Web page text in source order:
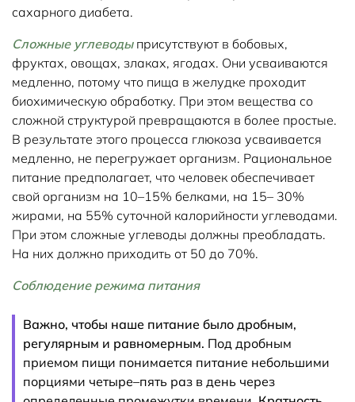
сахарного диабета.
Сложные углеводыприсутствуют в бобовых,
фруктах, овощах, злаках, ягодах. Они усваиваются
медленно, потому что пища в желудке проходит
биохимическую обработку. При этом вещества со
сложной структурой превращаются в более простые.
В результате этого процесса глюкоза усваивается
медленно, не перегружает организм. Рациональное
питание предполагает, что человек обеспечивает
свой организм на 10–15% белками, на 15– 30%
жирами, на 55% суточной калорийности углеводами.
При этом сложные углеводы должны преобладать.
На них должно приходить от 50 до 70%.
Соблюдение режима питания
Важно, чтобы наше питание было дробным,
регулярным и равномерным. Под дробным
приемом пищи понимается питание небольшими
порциями четыре–пять раз в день через